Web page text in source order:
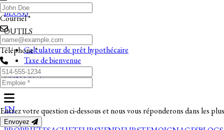
BLOGS
OUTILS
Calculateur de prêt hypothécaire
Taxe de bienvenue
CONTACT
EN
Courriel *
Téléphone *
Entrez votre question ci-dessous et nous vous réponderons dans les
Envoyez